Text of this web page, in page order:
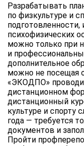
Разрабатывать
по физкультуре и
психофизических
можно только при
и
дополнительное
можно не посещая
«ЭКОДПО»
дистанционном
дистанционный
культуре и спорту
года — требуется
документов и
Пройти